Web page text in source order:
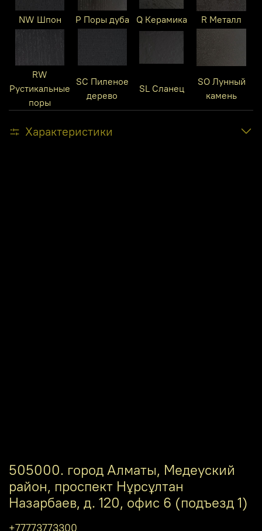
NW Шпон P Поры дуба Q Керамика R Металл
RW
Рустикальные
поры
SC Пиленое
дерево
SL Сланец
SO Лунный
камень
Характеристики
505000. город Алматы, Медеуский
район, проспект Нұрсұлтан
Назарбаев, д. 120, офис 6 (подъезд 1)
+77773773300